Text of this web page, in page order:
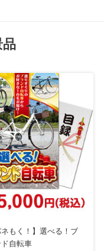
品
ネもく！】選べる！ブ
ド自転車